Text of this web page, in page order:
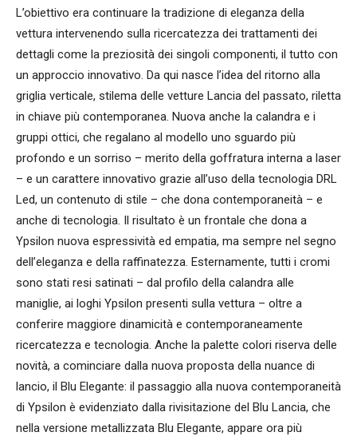
L’obiettivo era continuare la tradizione di eleganza della
vettura intervenendo sulla ricercatezza dei trattamenti dei
dettagli come la preziosità dei singoli componenti, il tutto con
un approccio innovativo. Da qui nasce l’idea del ritorno alla
griglia verticale, stilema delle vetture Lancia del passato, riletta
in chiave più contemporanea. Nuova anche la calandra e i
gruppi ottici, che regalano al modello uno sguardo più
profondo e un sorriso – merito della goffratura interna a laser
– e un carattere innovativo grazie all’uso della tecnologia DRL
Led, un contenuto di stile – che dona contemporaneità – e
anche di tecnologia. Il risultato è un frontale che dona a
Ypsilon nuova espressività ed empatia, ma sempre nel segno
dell’eleganza e della raffinatezza. Esternamente, tutti i cromi
sono stati resi satinati – dal profilo della calandra alle
maniglie, ai loghi Ypsilon presenti sulla vettura – oltre a
conferire maggiore dinamicità e contemporaneamente
ricercatezza e tecnologia. Anche la palette colori riserva delle
novità, a cominciare dalla nuova proposta della nuance di
lancio, il Blu Elegante: il passaggio alla nuova contemporaneità
di Ypsilon è evidenziato dalla rivisitazione del Blu Lancia, che
nella versione metallizzata Blu Elegante, appare ora più